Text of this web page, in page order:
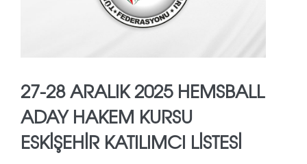
27-28 ARALIK 2025 HEMSBALL
ADAY HAKEM KURSU
ESKİŞEHİR KATILIMCI LİSTESİ